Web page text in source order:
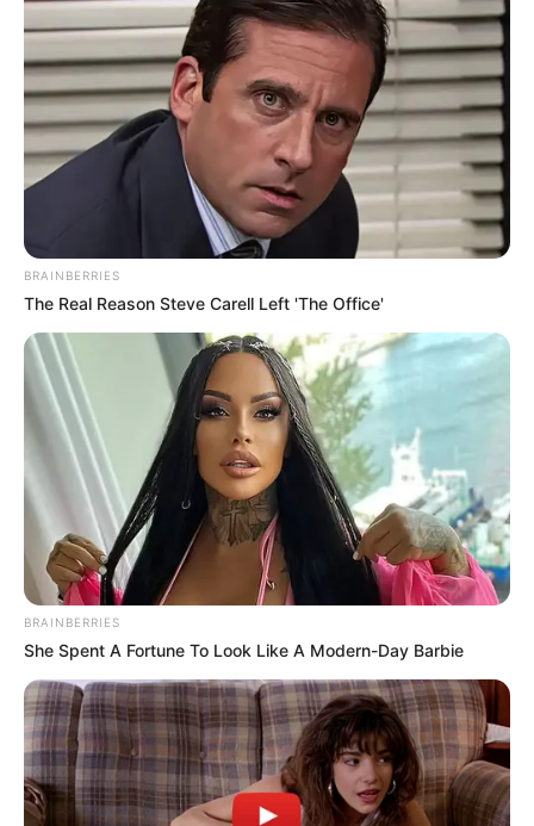
BRAINBERRIES
The Real Reason Steve Carell Left 'The Office'
BRAINBERRIES
She Spent A Fortune To Look Like A Modern-Day Barbie